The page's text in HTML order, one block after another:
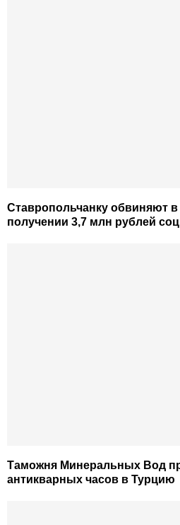
Ставропольчанку обвиняют
получении 3,7 млн рублей
Таможня Минеральных Вод
антикварных часов в Турцию